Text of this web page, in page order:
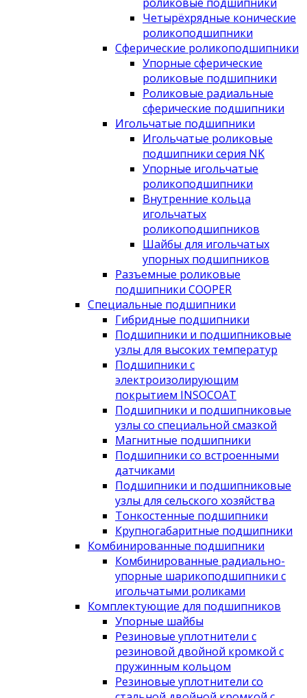
Четырёхрядные конические
роликоподшипники
Сферические роликоподшипники
Упорные сферические
роликовые подшипники
Роликовые радиальные
сферические подшипники
Игольчатые подшипники
Игольчатые роликовые
подшипники серия NK
Упорные игольчатые
роликоподшипники
Внутренние кольца
игольчатых
роликоподшипников
Шайбы для игольчатых
упорных подшипников
Разъемные роликовые
подшипники COOPER
Специальные подшипники
Гибридные подшипники
Подшипники и подшипниковые
узлы для высоких температур
Подшипники с
электроизолирующим
покрытием INSOCOAT
Подшипники и подшипниковые
узлы со специальной смазкой
Магнитные подшипники
Подшипники со встроенными
датчиками
Подшипники и подшипниковые
узлы для сельского хозяйства
Тонкостенные подшипники
Крупногабаритные подшипники
Комбинированные подшипники
Комбинированные радиально-
упорные шарикоподшипники с
игольчатыми роликами
Комплектующие для подшипников
Упорные шайбы
Резиновые уплотнители с
резиновой двойной кромкой с
пружинным кольцом
Резиновые уплотнители со